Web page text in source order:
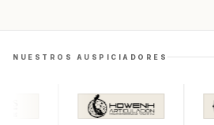
NUESTROS AUSPICIADORES